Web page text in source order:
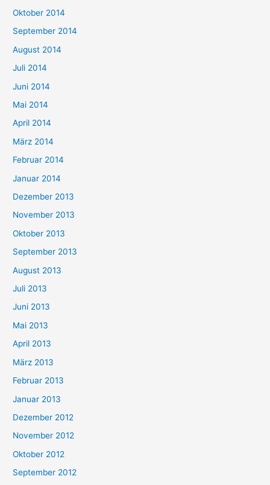
Oktober 2014
September 2014
August 2014
Juli 2014
Juni 2014
Mai 2014
April 2014
März 2014
Februar 2014
Januar 2014
Dezember 2013
November 2013
Oktober 2013
September 2013
August 2013
Juli 2013
Juni 2013
Mai 2013
April 2013
März 2013
Februar 2013
Januar 2013
Dezember 2012
November 2012
Oktober 2012
September 2012